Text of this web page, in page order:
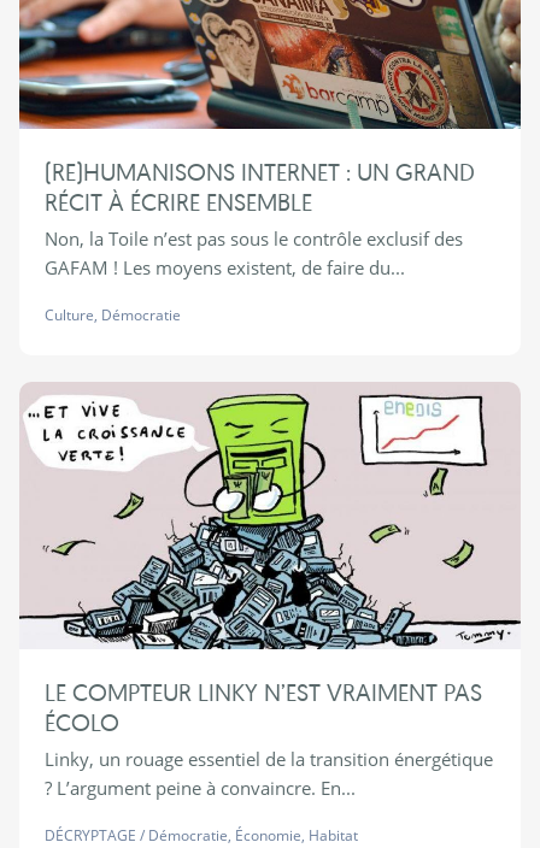
(RE)HUMANISONS INTERNET : UN GRAND
RÉCIT À ÉCRIRE ENSEMBLE
Non, la Toile n’est pas sous le contrôle exclusif des
GAFAM ! Les moyens existent, de faire du...
Culture, Démocratie
LE COMPTEUR LINKY N’EST VRAIMENT PAS
ÉCOLO
Linky, un rouage essentiel de la transition énergétique
? L’argument peine à convaincre. En...
DÉCRYPTAGE / Démocratie, Économie, Habitat